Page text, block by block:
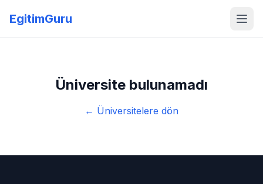
EgitimGuru
Üniversite bulunamadı
← Üniversitelere dön